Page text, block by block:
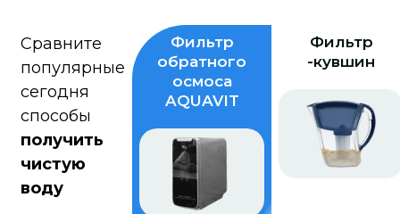
Сравните
популярные
сегодня
способы
получить
чистую
воду
Фильтр
обратного
осмоса
AQUAVIT
Фильтр
-кувшин